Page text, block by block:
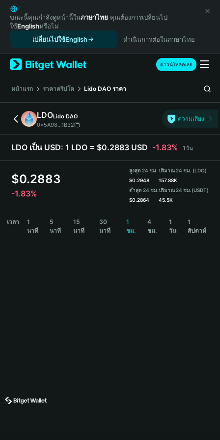
English
日本語
Tiếng Việt
Español (Latinoamérica)
Türkçe
Français
Deutsch
简体中文
繁體中文
Português (Portugal)
Bahasa Indonesia
ภาษาไทย
Español
Español (Argentina)
ขณะนี้คุณกำลังดูหน้านี้ในภาษาไทย คุณต้องการเปลี่ยนไป
ใช้Englishหรือไม่
เปลี่ยนไปใช้English
ดำเนินการต่อในภาษาไทย
ดาวน์โหลดเลย
หน้าแรก ราคาคริปโต Lido DAO ราคา
LDOLido DAO
0x5A98...1B32
ความเสี่ยง
LDO เป็น USD: 1 LDO = $0.2883 USD -1.83% 1วัน
$0.2883
-1.83%
สูงสุด 24 ชม.
$0.2948
ต่ำสุด 24 ชม.
$0.2864
ปริมาณ 24 ชม. (LDO)
157.88K
ปริมาณ 24 ชม.(USDT)
45.5K
เวลา
1
นาที
5
นาที
15
นาที
30
นาที
1
ชม.
4
ชม.
1
วัน
1
สัปดาห์